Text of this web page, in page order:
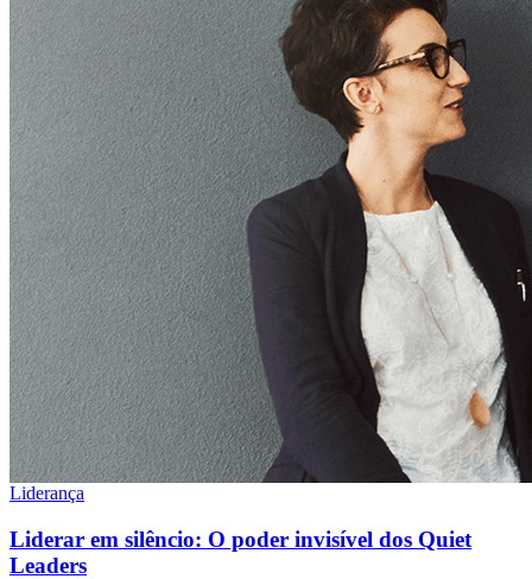
Liderança
Liderar em silêncio: O poder invisível dos Quiet
Leaders